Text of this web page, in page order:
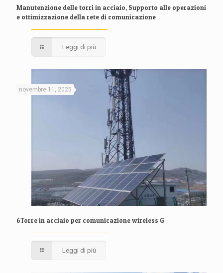
Manutenzione delle torri in acciaio, Supporto alle operazioni
e ottimizzazione della rete di comunicazione
Leggi di più
novembre 11, 2025
6Torre in acciaio per comunicazione wireless G
Leggi di più